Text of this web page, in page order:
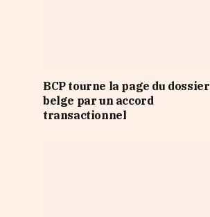
BCP tourne la page du dossier
belge par un accord
transactionnel